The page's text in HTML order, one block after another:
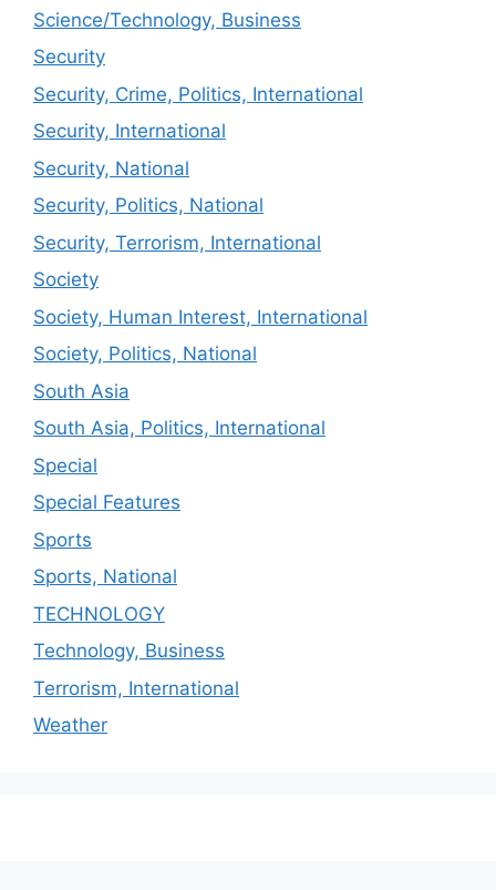
Science/Technology, Business
Security
Security, Crime, Politics, International
Security, International
Security, National
Security, Politics, National
Security, Terrorism, International
Society
Society, Human Interest, International
Society, Politics, National
South Asia
South Asia, Politics, International
Special
Special Features
Sports
Sports, National
TECHNOLOGY
Technology, Business
Terrorism, International
Weather